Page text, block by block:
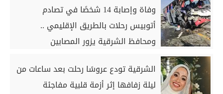
وفاة وإصابة 14 شخصًا في تصادم
أتوبيس رحلات بالطريق الإقليمي ..
ومحافظ الشرقية يزور المصابين
الشرقية تودع عروسًا رحلت بعد ساعات من
ليلة زفافها إثر أزمة قلبية مفاجئة